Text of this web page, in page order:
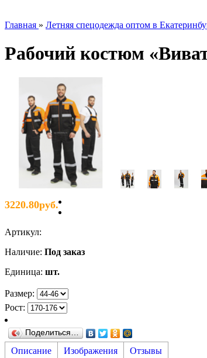
Главная » Летняя спецодежда оптом в
Рабочий костюм
3220.80руб.
Артикул:
Наличие: Под заказ
Единица: шт.
Размер:
Рост:
Поделиться…
Описание Изображения Отзывы